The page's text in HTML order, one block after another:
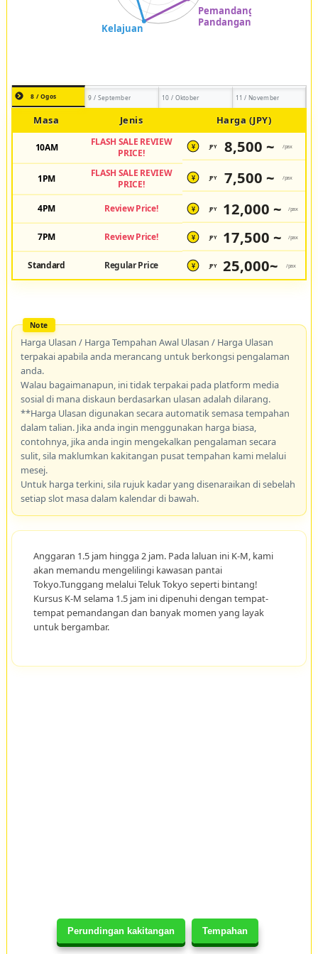
Perundingan kakitangan Tempahan
8 / Ogos 9 / September 10 / Oktober 11 / November
Masa Jenis Harga (JPY)
10AM
FLASH SALE REVIEW
PRICE!
¥ JPY 8,500 ~ /pax
1PM
FLASH SALE REVIEW
PRICE!
¥ JPY 7,500 ~ /pax
4PM Review Price! ¥ JPY 12,000 ~ /pax
7PM Review Price! ¥ JPY 17,500 ~ /pax
Standard Regular Price ¥ JPY 25,000~ /pax
Harga Ulasan / Harga Tempahan Awal Ulasan / Harga Ulasan
terpakai apabila anda merancang untuk berkongsi pengalaman
anda.
Walau bagaimanapun, ini tidak terpakai pada platform media
sosial di mana diskaun berdasarkan ulasan adalah dilarang.
**Harga Ulasan digunakan secara automatik semasa tempahan
dalam talian. Jika anda ingin menggunakan harga biasa,
contohnya, jika anda ingin mengekalkan pengalaman secara
sulit, sila maklumkan kakitangan pusat tempahan kami melalui
mesej.
Untuk harga terkini, sila rujuk kadar yang disenaraikan di sebelah
setiap slot masa dalam kalendar di bawah.
Anggaran 1.5 jam hingga 2 jam. Pada laluan ini K-M, kami
akan memandu mengelilingi kawasan pantai
Tokyo.Tunggang melalui Teluk Tokyo seperti bintang!
Kursus K-M selama 1.5 jam ini dipenuhi dengan tempat-
tempat pemandangan dan banyak momen yang layak
untuk bergambar.